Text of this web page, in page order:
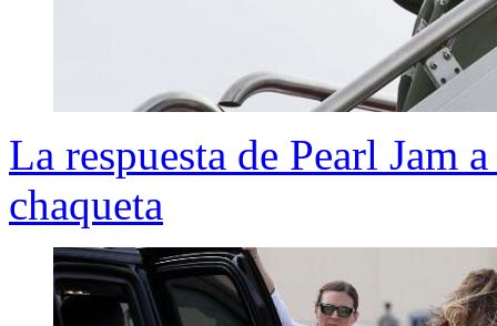
La respuesta de Pearl Jam
chaqueta